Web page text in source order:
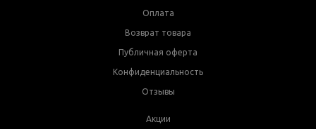
Оплата
Возврат товара
Публичная оферта
Конфиденциальность
Отзывы
Акции